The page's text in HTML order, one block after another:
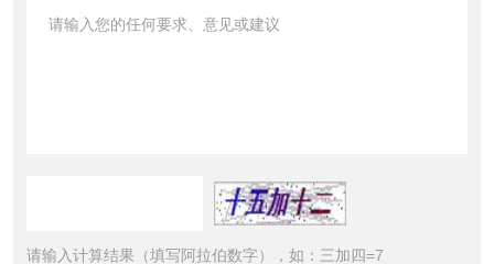
请输入计算结果（填写阿拉伯数字），如：三加四=7